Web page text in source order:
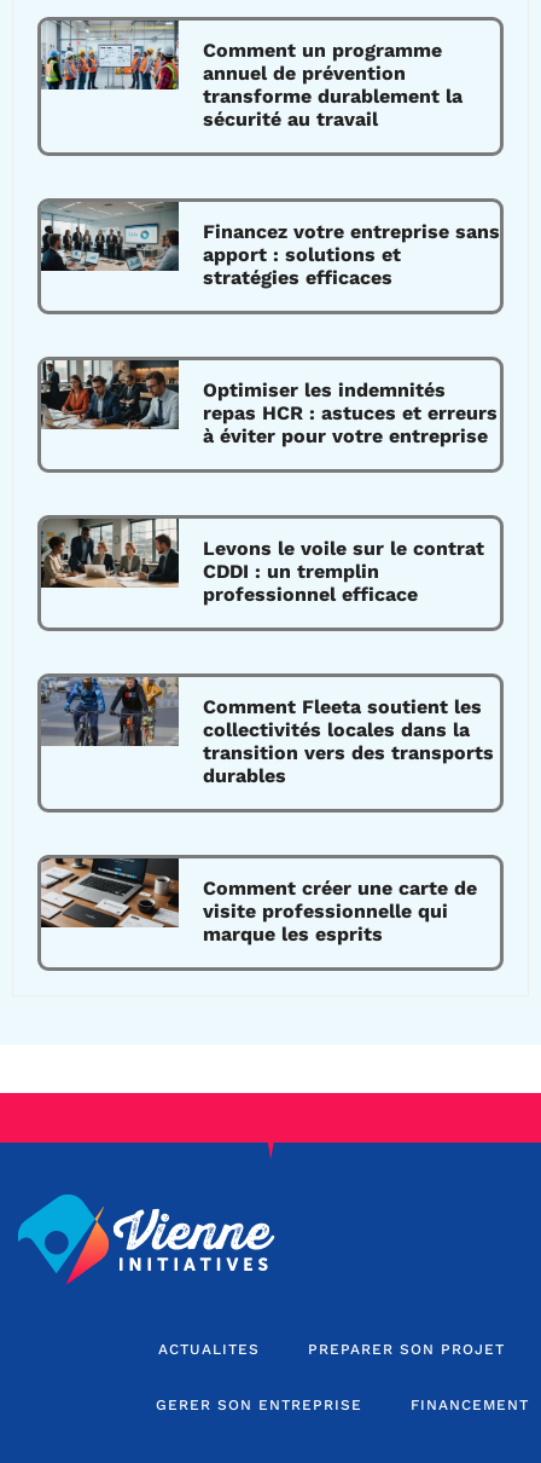
Comment un programme
annuel de prévention
transforme durablement la
sécurité au travail
Financez votre entreprise sans
apport : solutions et
stratégies efficaces
Optimiser les indemnités
repas HCR : astuces et erreurs
à éviter pour votre entreprise
Levons le voile sur le contrat
CDDI : un tremplin
professionnel efficace
Comment Fleeta soutient les
collectivités locales dans la
transition vers des transports
durables
Comment créer une carte de
visite professionnelle qui
marque les esprits
ACTUALITES PREPARER SON PROJET
GERER SON ENTREPRISE FINANCEMENT